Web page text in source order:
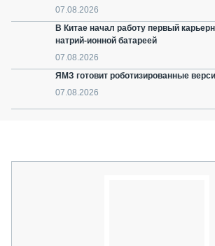
07.08.2026
В Китае начал работу первый
натрий-ионной батареей
07.08.2026
ЯМЗ готовит роботизированные
07.08.2026